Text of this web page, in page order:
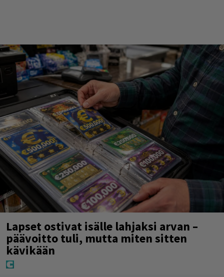
Lapset ostivat isälle lahjaksi arvan –
päävoitto tuli, mutta miten sitten
kävikään